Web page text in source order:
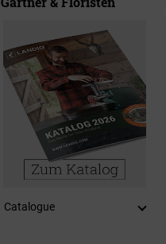
Catalogue